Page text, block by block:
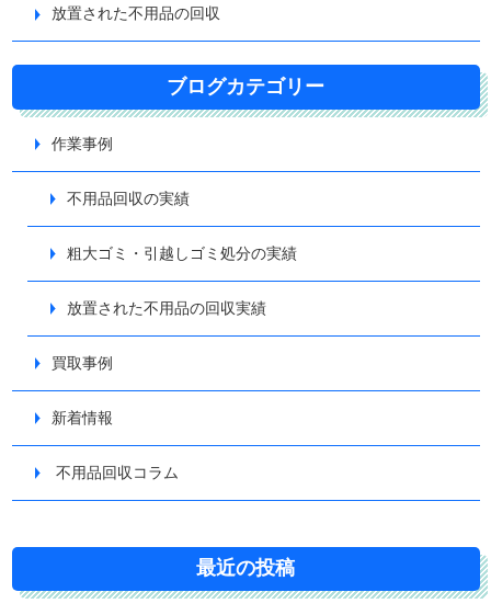
放置された不用品の回収
ブログカテゴリー
作業事例
不用品回収の実績
粗大ゴミ・引越しゴミ処分の実績
放置された不用品の回収実績
買取事例
新着情報
不用品回収コラム
最近の投稿